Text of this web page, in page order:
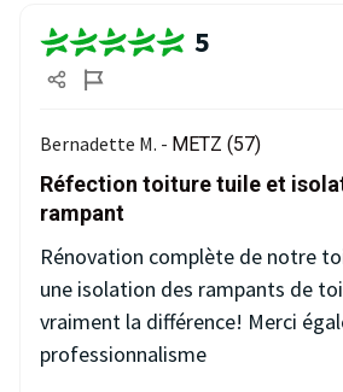
5
Bernadette M. - METZ (57)
Réfection toiture tuile et
rampant
Rénovation complète de notre
une isolation des rampants de
vraiment la différence! Merci
professionnalisme